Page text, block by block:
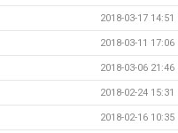
2018-03-17 14:51
2018-03-11 17:06
2018-03-06 21:46
2018-02-24 15:31
2018-02-16 10:35